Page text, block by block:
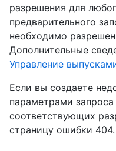
разрешения для
предварительного
необходимо
Дополнительные
Управление
Если вы создаете
параметрами запроса
соответствующих
страницу ошибки 404.